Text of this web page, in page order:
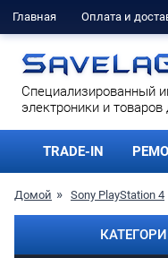
Главная Оплата и
Cпециализированный
электроники и товаров
TRADE-IN
Домой Sony PlayStation 4